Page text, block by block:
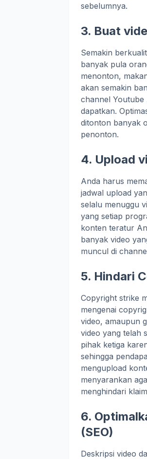
sebelumnya.
3. Buat
Semakin
banyak pula
menonton,
akan semakin
channel Youtube
dapatkan.
ditonton banyak
penonton.
4. Upload
Anda harus
jadwal upload
selalu menuggu
yang setiap
konten teratur
banyak video
muncul di
5. Hindari
Copyright strike
mengenai
video, amaupun
video yang telah
pihak ketiga
sehingga
mengupload
menyarankan
menghindari
6.
(SEO)
Deskripsi video